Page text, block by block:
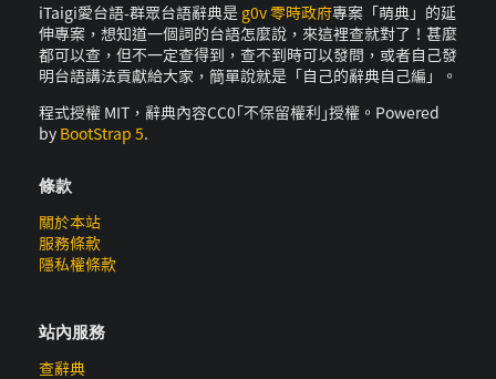
iTaigi愛台語-群眾台語辭典是 g0v 零時政府專案「萌典」的延
伸專案，想知道一個詞的台語怎麼說，來這裡查就對了！甚麼
都可以查，但不一定查得到，查不到時可以發問，或者自己發
明台語講法貢獻給大家，簡單說就是「自己的辭典自己編」。
程式授權 MIT，辭典內容CC0｢不保留權利｣授權。Powered
by BootStrap 5.
條款
關於本站
服務條款
隱私權條款
站內服務
查辭典